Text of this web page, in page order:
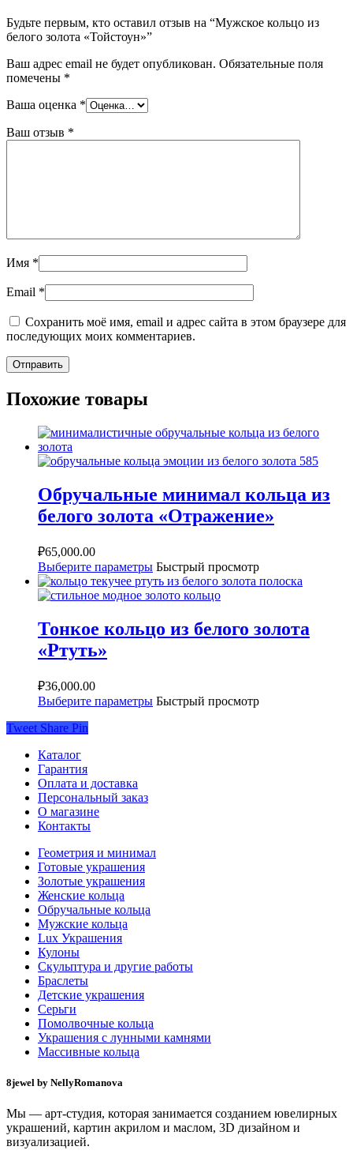
Будьте первым, кто оставил отзыв на “Мужское кольцо из
белого золота «Тойстоун»”
Ваш адрес email не будет опубликован. Обязательные поля
помечены *
Ваша оценка *
Ваш отзыв *
Имя *
Email *
Сохранить моё имя, email и адрес сайта в этом браузере для
последующих моих комментариев.
Похожие товары
Обручальные минимал кольца из
белого золота «Отражение»
₽65,000.00
Выберите параметры Быстрый просмотр
Тонкое кольцо из белого золота
«Ртуть»
₽36,000.00
Выберите параметры Быстрый просмотр
Tweet Share Pin
Каталог
Гарантия
Оплата и доставка
Персональный заказ
О магазине
Контакты
Геометрия и минимал
Готовые украшения
Золотые украшения
Женские кольца
Обручальные кольца
Мужские кольца
Lux Украшения
Кулоны
Скульптура и другие работы
Браслеты
Детские украшения
Серьги
Помолвочные кольца
Украшения с лунными камнями
Массивные кольца
8jewel by NellyRomanova
Мы — арт-студия, которая занимается созданием ювелирных
украшений, картин акрилом и маслом, 3D дизайном и
визуализацией.